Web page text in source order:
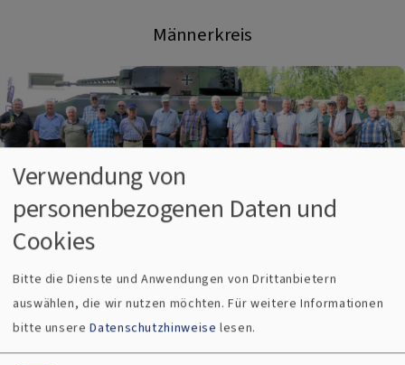
Männerkreis
Kirchenchor
Verwendung von
personenbezogenen Daten und
Cookies
Bitte die Dienste und Anwendungen von Drittanbietern
auswählen, die wir nutzen möchten.Für weitere Informationen
bitte unsereDatenschutzhinweise lesen.